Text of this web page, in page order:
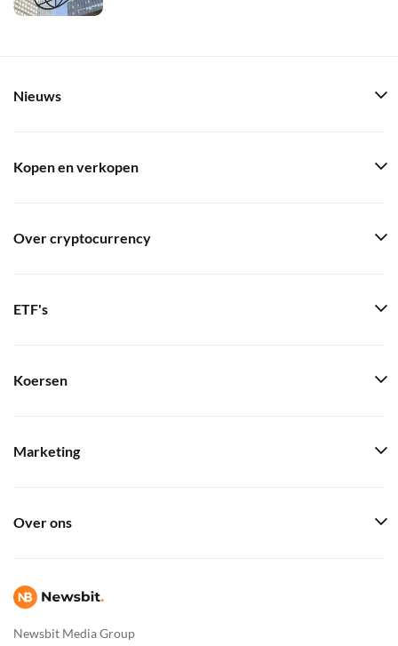
Newsbit Media Group
Nieuws
Kopen en verkopen
Over cryptocurrency
ETF's
Koersen
Marketing
Over ons